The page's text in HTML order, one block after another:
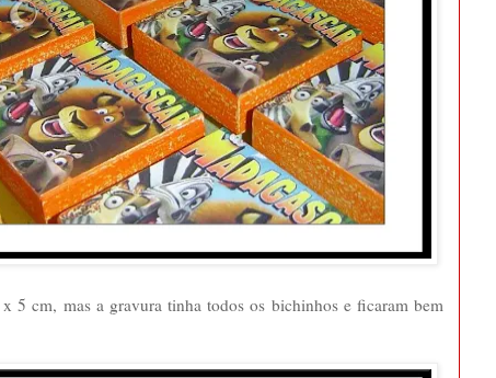
5 cm, mas a gravura tinha todos os bichinhos e ficaram bem